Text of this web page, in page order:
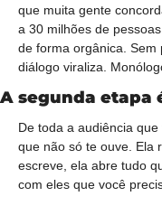
que muita gente
a 30 milhões de
de forma orgânica.
diálogo viraliza.
A segunda etapa
De toda a audiência
que não só te ouve. Ela
escreve, ela abre tudo
com eles que você